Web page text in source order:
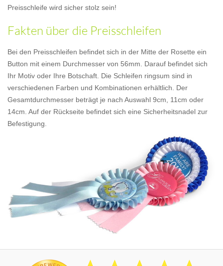
Preisschleife wird sicher stolz sein!
Fakten über die Preisschleifen
Bei den Preisschleifen befindet sich in der Mitte der Rosette ein
Button mit einem Durchmesser von 56mm. Darauf befindet sich
Ihr Motiv oder Ihre Botschaft. Die Schleifen ringsum sind in
verschiedenen Farben und Kombinationen erhältlich. Der
Gesamtdurchmesser beträgt je nach Auswahl 9cm, 11cm oder
14cm. Auf der Rückseite befindet sich eine Sicherheitsnadel zur
Befestigung.